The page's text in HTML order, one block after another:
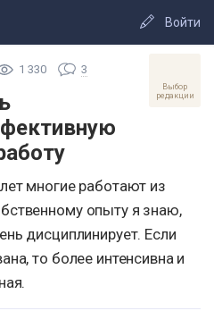
Войти
Выбор
редакции
1 330 3
многие работают из
опыту я знаю,
дисциплинирует. Если
то более интенсивна и